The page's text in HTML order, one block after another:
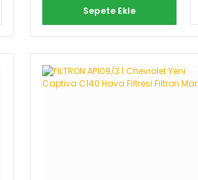
Sepete Ekle